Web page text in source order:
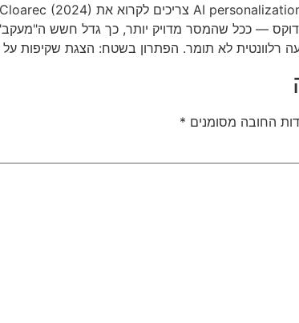
רלוונטית לא תומר. הפתרון בשטח: הצגת
החובה מסומנים *